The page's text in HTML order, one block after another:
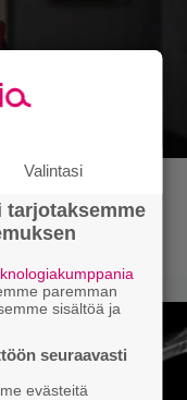
tutun
om
Valintasi
tarjotaksemme
paremman
sisältöä ja
seuraavasti
evästeitä